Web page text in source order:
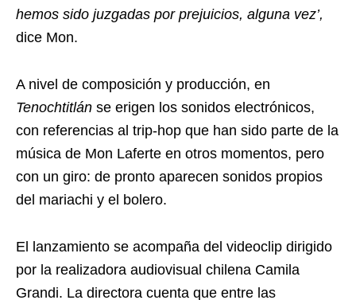
hemos sido juzgadas por prejuicios, alguna vez’,
dice Mon.
A nivel de composición y producción, en
Tenochtitlán se erigen los sonidos electrónicos,
con referencias al trip-hop que han sido parte de la
música de Mon Laferte en otros momentos, pero
con un giro: de pronto aparecen sonidos propios
del mariachi y el bolero.
El lanzamiento se acompaña del videoclip dirigido
por la realizadora audiovisual chilena Camila
Grandi. La directora cuenta que entre las